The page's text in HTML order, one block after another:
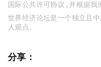
国际公共许可协议 , 并根据我
世界经济论坛是一个独立且
人观点。
分享：